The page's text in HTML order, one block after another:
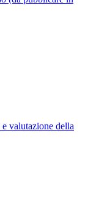
valutazione della